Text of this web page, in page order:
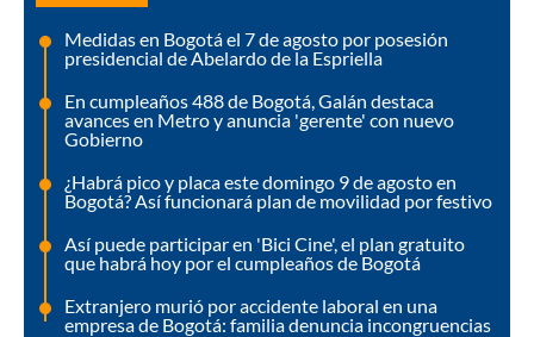
Medidas en Bogotá el 7 de agosto por posesión
presidencial de Abelardo de la Espriella
En cumpleaños 488 de Bogotá, Galán destaca
avances en Metro y anuncia 'gerente' con nuevo
Gobierno
¿Habrá pico y placa este domingo 9 de agosto en
Bogotá? Así funcionará plan de movilidad por festivo
Así puede participar en 'Bici Cine', el plan gratuito
que habrá hoy por el cumpleaños de Bogotá
Extranjero murió por accidente laboral en una
empresa de Bogotá: familia denuncia incongruencias